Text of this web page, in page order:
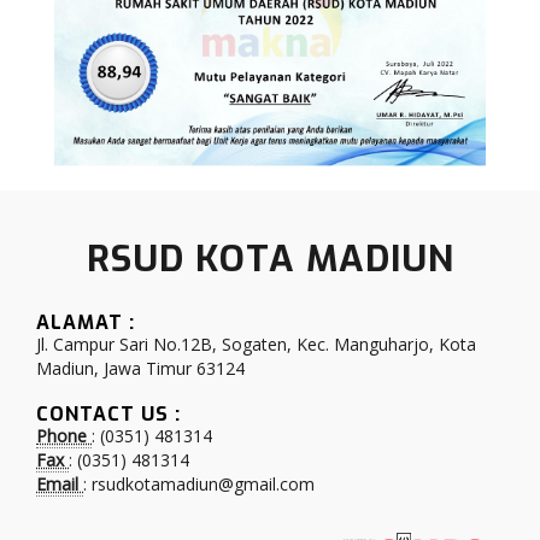
RSUD KOTA MADIUN
ALAMAT :
Jl. Campur Sari No.12B, Sogaten, Kec. Manguharjo, Kota
Madiun, Jawa Timur 63124
CONTACT US :
Phone : (0351) 481314
Fax : (0351) 481314
Email : rsudkotamadiun@gmail.com